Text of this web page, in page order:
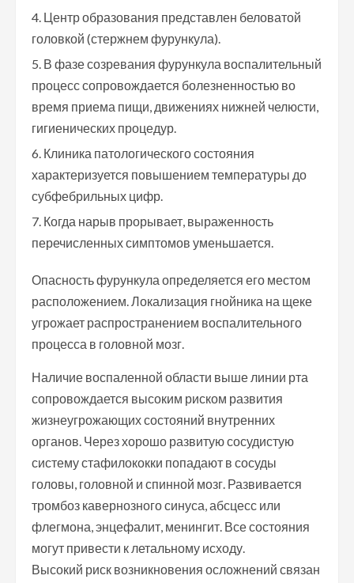
Центр образования представлен беловатой
головкой (стержнем фурункула).
В фазе созревания фурункула воспалительный
процесс сопровождается болезненностью во
время приема пищи, движениях нижней челюсти,
гигиенических процедур.
Клиника патологического состояния
характеризуется повышением температуры до
субфебрильных цифр.
Когда нарыв прорывает, выраженность
перечисленных симптомов уменьшается.
Опасность фурункула определяется его местом
расположением. Локализация гнойника на щеке
угрожает распространением воспалительного
процесса в головной мозг.
Наличие воспаленной области выше линии рта
сопровождается высоким риском развития
жизнеугрожающих состояний внутренних
органов. Через хорошо развитую сосудистую
систему стафилококки попадают в сосуды
головы, головной и спинной мозг. Развивается
тромбоз кавернозного синуса, абсцесс или
флегмона, энцефалит, менингит. Все состояния
могут привести к летальному исходу.
Высокий риск возникновения осложнений связан